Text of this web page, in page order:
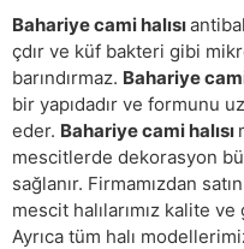
Bahariye cami halısı
çdır ve küf bakteri gibi
barındırmaz. Bahariye cami
bir yapıdadır ve formunu
eder. Bahariye cami halısı
mescitlerde dekorasyon
sağlanır. Firmamızdan
mescit halılarımız kalite
Ayrıca tüm halı